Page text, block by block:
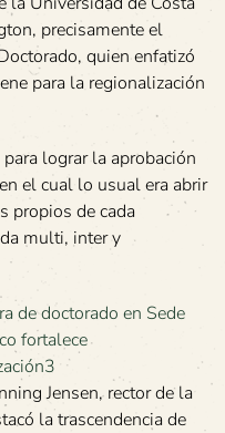
precisamente el
quien enfatizó
para la regionalización
lograr la aprobación
el cual lo usual era abrir
propios de cada
multi, inter y
Jensen, rector de la
la trascendencia de